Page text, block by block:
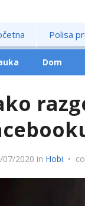
Polisa
Dom
07/2020 in Hobi •